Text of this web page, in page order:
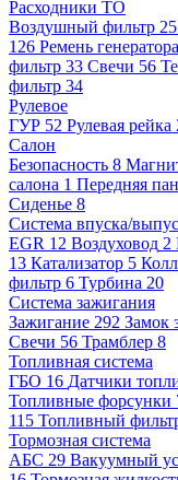
Расходники ТО
Воздушный фильтр 25
126 Ремень генератора
фильтр 33 Свечи 56
фильтр 34
Рулевое
ГУР 52 Рулевая рейка
Салон
Безопасность 8
салона 1 Передняя
Сиденье 8
Система впуска/
EGR 12 Воздуховод 2
13 Катализатор 5
фильтр 6 Турбина 20
Система зажигания
Зажигание 292 Замок
Свечи 56 Трамблер 8
Топливная система
ГБО 16 Датчики
Топливные форсунки
115 Топливный
Тормозная система
АБС 29 Вакуумный